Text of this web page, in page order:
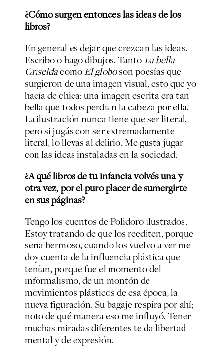
¿Cómo surgen entonces las ideas de los
libros?
En general es dejar que crezcan las ideas.
Escribo o hago dibujos. TantoLa bella
GriseldacomoEl globoson poesías que
surgieron de una imagen visual, esto que yo
hacía de chica: una imagen escrita era tan
bella que todos perdían la cabeza por ella.
La ilustración nunca tiene que ser literal,
pero si jugás con ser extremadamente
literal, lo llevas al delirio. Me gusta jugar
con las ideas instaladas en la sociedad.
¿A qué libros de tu infancia volvés una y
otra vez, por el puro placer de sumergirte
en sus páginas?
Tengo los cuentos de Polidoro ilustrados.
Estoy tratando de que los reediten, porque
sería hermoso, cuando los vuelvo a ver me
doy cuenta de la influencia plástica que
tenían, porque fue el momento del
informalismo, de un montón de
movimientos plásticos de esa época, la
nueva figuración. Su bagaje respira por ahí;
noto de qué manera eso me influyó. Tener
muchas miradas diferentes te da libertad
mental y de expresión.